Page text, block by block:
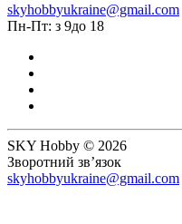
skyhobbyukraine@gmail.com
Пн-Пт: з 9до 18
SKY Hobby © 2026
Зворотний зв’язок
skyhobbyukraine@gmail.com